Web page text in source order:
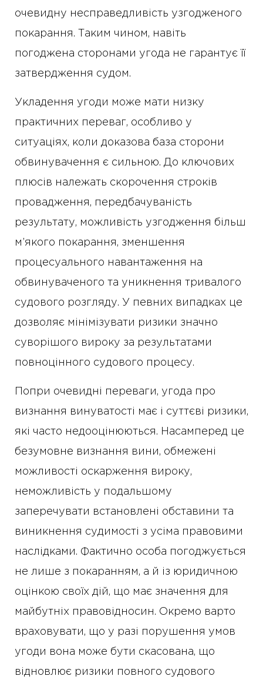
очевидну несправедливість узгодженого
покарання. Таким чином, навіть
погоджена сторонами угода не гарантує її
затвердження судом.
Укладення угоди може мати низку
практичних переваг, особливо у
ситуаціях, коли доказова база сторони
обвинувачення є сильною. До ключових
плюсів належать скорочення строків
провадження, передбачуваність
результату, можливість узгодження більш
м’якого покарання, зменшення
процесуального навантаження на
обвинуваченого та уникнення тривалого
судового розгляду. У певних випадках це
дозволяє мінімізувати ризики значно
суворішого вироку за результатами
повноцінного судового процесу.
Попри очевидні переваги, угода про
визнання винуватості має і суттєві ризики,
які часто недооцінюються. Насамперед це
безумовне визнання вини, обмежені
можливості оскарження вироку,
неможливість у подальшому
заперечувати встановлені обставини та
виникнення судимості з усіма правовими
наслідками. Фактично особа погоджується
не лише з покаранням, а й із юридичною
оцінкою своїх дій, що має значення для
майбутніх правовідносин. Окремо варто
враховувати, що у разі порушення умов
угоди вона може бути скасована, що
відновлює ризики повного судового